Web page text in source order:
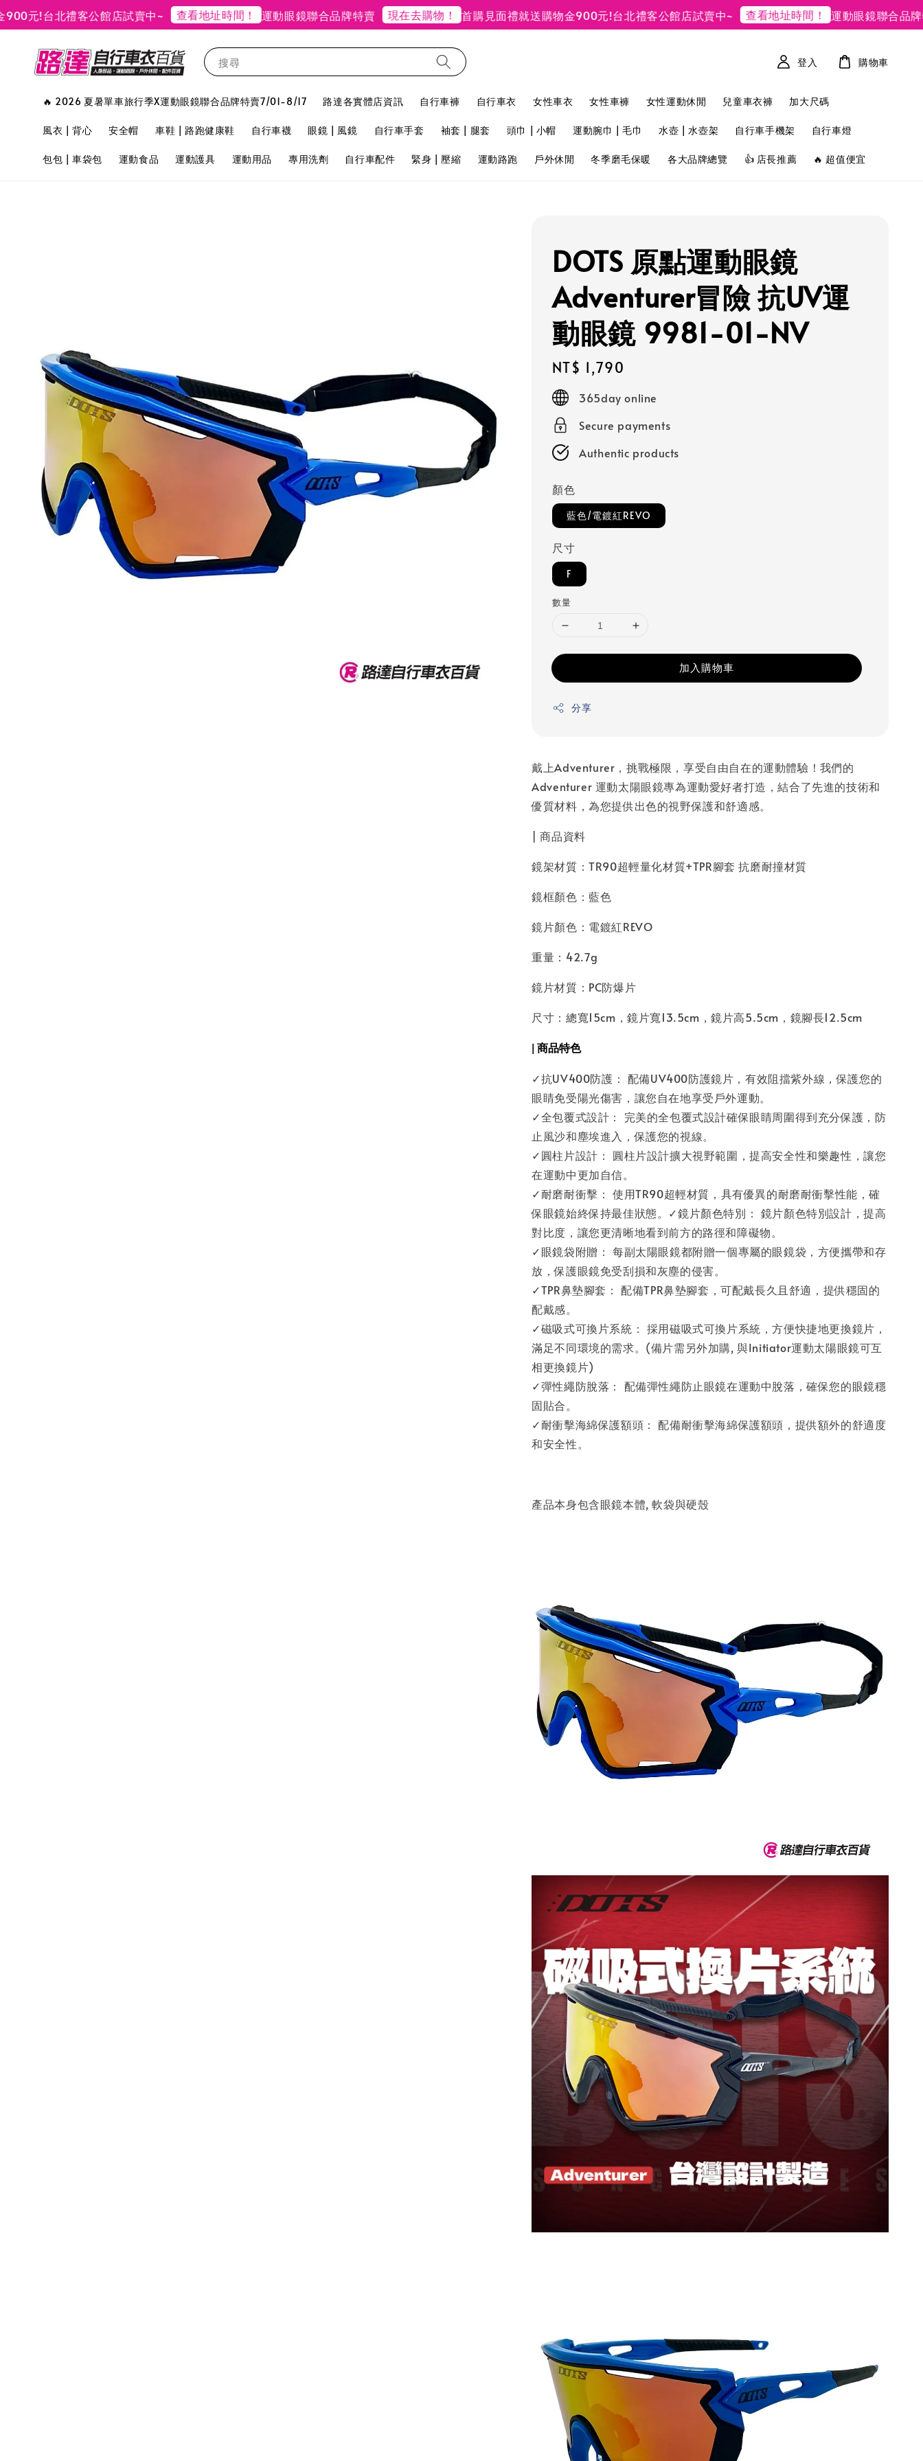
!台北禮客公館店試賣中~ 查看地址時間！ 運動眼鏡聯合品牌特賣 現在去購物！ 首購見面禮就送購物金900元!台北禮客公館店試賣中~ 查看地址時間！ 運動眼鏡聯合品牌特賣
搜尋
🔥 2026 夏暑單車旅行季X運動眼鏡聯合品牌特賣7/01-8/17 路達各實體店資訊 自行車褲 自行車衣 女性車衣 女性車褲 女性運動休閒 兒童車衣褲 加大尺碼
風衣 | 背心 安全帽 車鞋 | 路跑健康鞋 自行車襪 眼鏡 | 風鏡 自行車手套 袖套 | 腿套 頭巾 | 小帽 運動腕巾 | 毛巾 水壺 | 水壺架 自行車手機架 自行車燈
包包 | 車袋包 運動食品 運動護具 運動用品 專用洗劑 自行車配件 緊身 | 壓縮 運動路跑 戶外休閒 冬季磨毛保暖 各大品牌總覽 👍 店長推薦 🔥 超值便宜
登入 購物車
DOTS 原點運動眼鏡
Adventurer冒險 抗UV運
動眼鏡 9981-01-NV
Regular
price
NT$ 1,790
365day online
Secure payments
Authentic products
顏色
藍色/電鍍紅REVO
尺寸
F
數量
加入購物車
分享
戴上Adventurer，挑戰極限，享受自由自在的運動體驗！我們的
Adventurer 運動太陽眼鏡專為運動愛好者打造，結合了先進的技術和
優質材料，為您提供出色的視野保護和舒適感。
| 商品資料
鏡架材質：TR90超輕量化材質+TPR腳套 抗磨耐撞材質
鏡框顏色：藍色
鏡片顏色：電鍍紅REVO
重量：42.7g
鏡片材質：PC防爆片
尺寸：總寬15cm，鏡片寬13.5cm，鏡片高5.5cm，鏡腳長12.5cm
| 商品特色
✓抗UV400防護： 配備UV400防護鏡片，有效阻擋紫外線，保護您的
眼睛免受陽光傷害，讓您自在地享受戶外運動。
✓全包覆式設計： 完美的全包覆式設計確保眼睛周圍得到充分保護，防
止風沙和塵埃進入，保護您的視線。
✓圓柱片設計： 圓柱片設計擴大視野範圍，提高安全性和樂趣性，讓您
在運動中更加自信。
✓耐磨耐衝擊： 使用TR90超輕材質，具有優異的耐磨耐衝擊性能，確
保眼鏡始終保持最佳狀態。✓鏡片顏色特別： 鏡片顏色特別設計，提高
對比度，讓您更清晰地看到前方的路徑和障礙物。
✓眼鏡袋附贈： 每副太陽眼鏡都附贈一個專屬的眼鏡袋，方便攜帶和存
放，保護眼鏡免受刮損和灰塵的侵害。
✓TPR鼻墊腳套： 配備TPR鼻墊腳套，可配戴長久且舒適，提供穩固的
配戴感。
✓磁吸式可換片系統： 採用磁吸式可換片系統，方便快捷地更換鏡片，
滿足不同環境的需求。(備片需另外加購, 與Initiator運動太陽眼鏡可互
相更換鏡片)
✓彈性繩防脫落： 配備彈性繩防止眼鏡在運動中脫落，確保您的眼鏡穩
固貼合。
✓耐衝擊海綿保護額頭： 配備耐衝擊海綿保護額頭，提供額外的舒適度
和安全性。
產品本身包含眼鏡本體, 軟袋與硬殼